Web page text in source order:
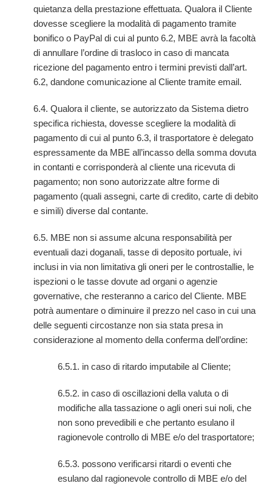
quietanza della prestazione effettuata. Qualora il Cliente
dovesse scegliere la modalità di pagamento tramite
bonifico o PayPal di cui al punto 6.2, MBE avrà la facoltà
di annullare l’ordine di trasloco in caso di mancata
ricezione del pagamento entro i termini previsti dall’art.
6.2, dandone comunicazione al Cliente tramite email.
6.4. Qualora il cliente, se autorizzato da Sistema dietro
specifica richiesta, dovesse scegliere la modalità di
pagamento di cui al punto 6.3, il trasportatore è delegato
espressamente da MBE all’incasso della somma dovuta
in contanti e corrisponderà al cliente una ricevuta di
pagamento; non sono autorizzate altre forme di
pagamento (quali assegni, carte di credito, carte di debito
e simili) diverse dal contante.
6.5. MBE non si assume alcuna responsabilità per
eventuali dazi doganali, tasse di deposito portuale, ivi
inclusi in via non limitativa gli oneri per le controstallie, le
ispezioni o le tasse dovute ad organi o agenzie
governative, che resteranno a carico del Cliente. MBE
potrà aumentare o diminuire il prezzo nel caso in cui una
delle seguenti circostanze non sia stata presa in
considerazione al momento della conferma dell’ordine:
6.5.1. in caso di ritardo imputabile al Cliente;
6.5.2. in caso di oscillazioni della valuta o di
modifiche alla tassazione o agli oneri sui noli, che
non sono prevedibili e che pertanto esulano il
ragionevole controllo di MBE e/o del trasportatore;
6.5.3. possono verificarsi ritardi o eventi che
esulano dal ragionevole controllo di MBE e/o del